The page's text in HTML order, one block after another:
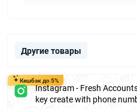
Другие товары
Кешбэк до 5%
Instagram - Fresh
key create with phone